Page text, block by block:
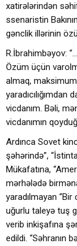
xatirələrindən
ssenaristin
gənclik illərinin
R.İbrahimbəyov:
Özüm üçün
almaq,
vicdanım. Bəli,
vicdanımın
Ardınca Sovet
şəhərində”,
Mükafatına,
mərhələdə
yaradılmayan
uğurlu taleyə tuş
verib inkişafına
edildi. “Səhranın